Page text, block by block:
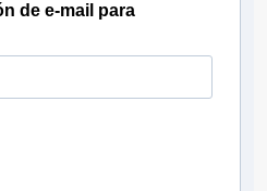
de e-mail para